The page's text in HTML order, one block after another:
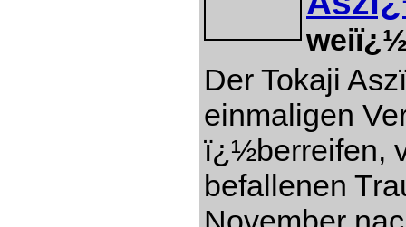
Der Tokaji
einmaligen
ï¿½berreifen,
befallenen